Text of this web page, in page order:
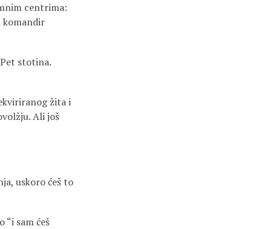
centrima:
komandir
stotina.
žita i
Ali još
uskoro ćeš to
sam ćeš